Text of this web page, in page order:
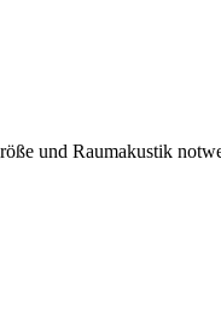
und Raumakustik